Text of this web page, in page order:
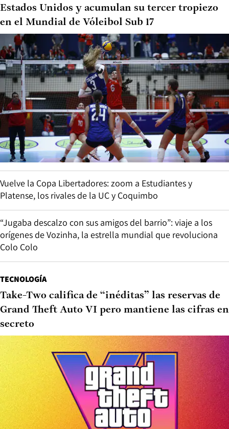
Estados Unidos y acumulan su tercer tropiezo
en el Mundial de Vóleibol Sub 17
Vuelve la Copa Libertadores: zoom a Estudiantes y
Platense, los rivales de la UC y Coquimbo
“Jugaba descalzo con sus amigos del barrio”: viaje a los
orígenes de Vozinha, la estrella mundial que revoluciona
Colo Colo
TECNOLOGÍA
Take-Two califica de “inéditas” las reservas de
Grand Theft Auto VI pero mantiene las cifras en
secreto